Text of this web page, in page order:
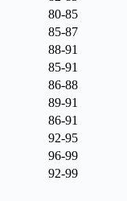
80-85
85-87
88-91
85-91
86-88
89-91
86-91
92-95
96-99
92-99